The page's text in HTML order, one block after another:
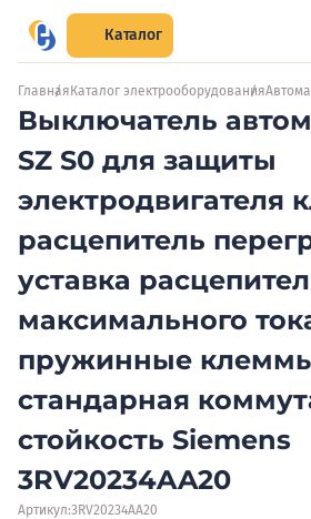
Каталог
Главная Каталог электрооборудования
Выключатель
SZ S0 для защиты
электродвигателя
расцепитель
уставка
максимального
пружинные
стандарная
стойкость Siemens
3RV20234AA20
Артикул:3RV20234AA20